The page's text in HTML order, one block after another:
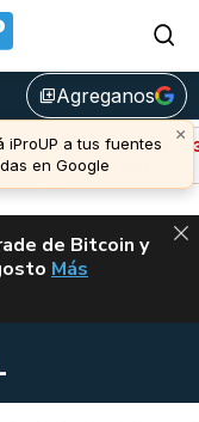
library_addAgreganos
Avalanche (-
u$s 6,42
de Bitcoin y
VUELVE EL
Más